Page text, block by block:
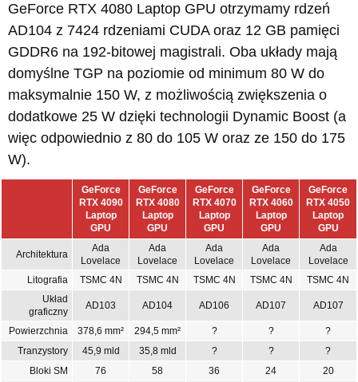
GeForce RTX 4080 Laptop GPU otrzymamy rdzeń
AD104 z 7424 rdzeniami CUDA oraz 12 GB pamięci
GDDR6 na 192-bitowej magistrali. Oba układy mają
domyślne TGP na poziomie od minimum 80 W do
maksymalnie 150 W, z możliwością zwiększenia o
dodatkowe 25 W dzięki technologii Dynamic Boost (a
więc odpowiednio z 80 do 105 W oraz ze 150 do 175
W).
GeForce
RTX 4090
Laptop
GPU
GeForce
RTX 4080
Laptop
GPU
GeForce
RTX 4070
Laptop
GPU
GeForce
RTX 4060
Laptop
GPU
GeForce
RTX 4050
Laptop
GPU
Architektura
Ada
Lovelace
Ada
Lovelace
Ada
Lovelace
Ada
Lovelace
Ada
Lovelace
Litografia
TSMC 4N TSMC 4N TSMC 4N TSMC 4N
TSMC 4N
Układ
graficzny
AD103 AD104 AD106 AD107 AD107
Powierzchnia 378,6 mm² 294,5 mm² ? ?
?
Tranzystory
45,9 mld 35,8 mld ? ?
?
Bloki SM
76 58 36 24
20